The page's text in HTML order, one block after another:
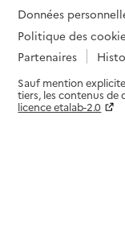
Données
Politique des
Partenaires
Sauf mention
tiers, les contenus de
licence etalab-2.0